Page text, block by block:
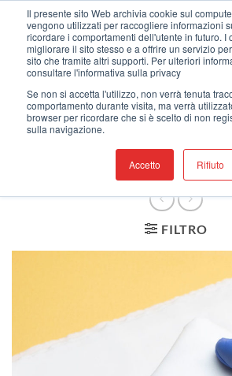
Il presente sito Web archivia cookie sul
vengono utilizzati per raccogliere informazioni
ricordare i comportamenti dell'utente in futuro. I
migliorare il sito stesso e a offrire un servizio
sito che tramite altri supporti. Per ulteriori
consultare l'informativa sulla privacy
Se non si accetta l'utilizzo, non verrà tenuta
comportamento durante visita, ma verrà
browser per ricordare che si è scelto di non
sulla navigazione.
Accetto Rifiuto
contenuti
Benvenuti nel nostro nuovo
HOME / NEGOZIO
PER
MAGLIA
FILTRO